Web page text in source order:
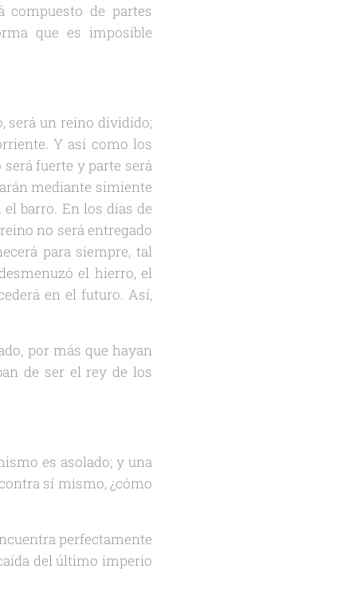
de partes
que es imposible
será un reino dividido;
Y así como los
fuerte y parte será
mediante simiente
barro. En los días de
no será entregado
para siempre, tal
el hierro, el
en el futuro. Así,
por más que hayan
de ser el rey de los
es asolado; y una
sí mismo, ¿cómo
perfectamente
del último imperio